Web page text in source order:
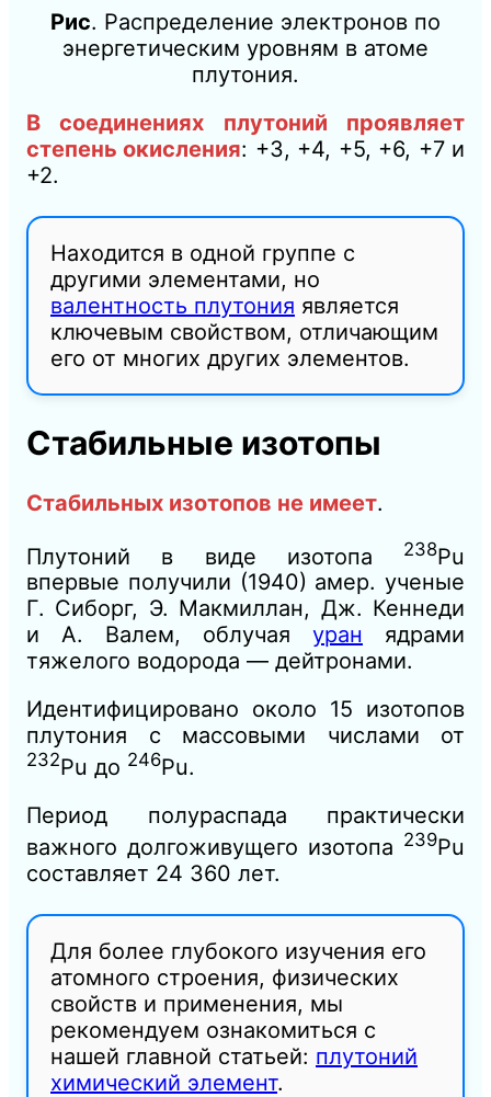
Рис. Распределение электронов по
энергетическим уровням в атоме
плутония.
В соединениях плутоний проявляет
степень окисления: +3, +4, +5, +6, +7 и
+2.
Находится в одной группе с
другими элементами, но
валентность плутония является
ключевым свойством, отличающим
его от многих других элементов.
Стабильные изотопы
Стабильных изотопов не имеет.
Плутоний в виде изотопа 238Рu
впервые получили (1940) амер. ученые
Г. Сиборг, Э. Макмиллан, Дж. Кеннеди
и А. Валем, облучая уран ядрами
тяжелого водорода — дейтронами.
Идентифицировано около 15 изотопов
плутония с массовыми числами от
232Pu до 246Pu.
Период полураспада практически
важного долгоживущего изотопа 239Pu
составляет 24 360 лет.
Для более глубокого изучения его
атомного строения, физических
свойств и применения, мы
рекомендуем ознакомиться с
нашей главной статьей: плутоний
химический элемент.